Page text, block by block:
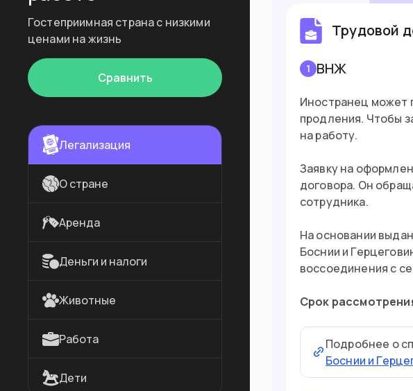
Гостеприимная страна с низкими
ценами на жизнь
Сравнить
Легализация
О стране
Аренда
Деньги и налоги
Животные
Работа
Дети
Трудовой
1 ВНЖ
Иностранец может
продления. Чтобы
на работу.
Заявку на
договора. Он
сотрудника.
На основании
Боснии и
воссоединения с
Срок
Подробнее о
Боснии и